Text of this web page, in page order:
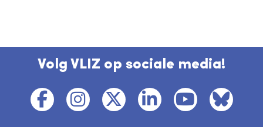
Volg VLIZ op sociale media!